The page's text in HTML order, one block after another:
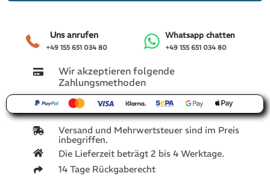
+49 155 651 034 80
Uns anrufen
+49 155 651 034 80
Whatsapp chatten
Wir akzeptieren folgende
Zahlungsmethoden
Versand und Mehrwertsteuer sind im Preis
inbegriffen.
Die Lieferzeit beträgt 2 bis 4 Werktage.
14 Tage Rückgaberecht